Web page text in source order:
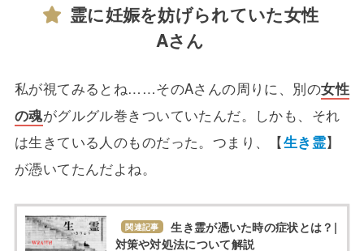
霊に妊娠を妨げられていた女性
Aさん
私が視てみるとね……そのAさんの周りに、別の女性
の魂がグルグル巻きついていたんだ。しかも、それ
は生きている人のものだった。つまり、【生き霊】
が憑いてたんだよね。
関連記事
生き霊が憑いた時の症状とは？|
対策や対処法について解説